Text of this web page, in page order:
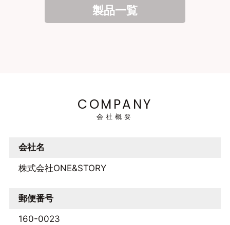
製品一覧
COMPANY
会社概要
会社名
株式会社ONE&STORY
郵便番号
160-0023